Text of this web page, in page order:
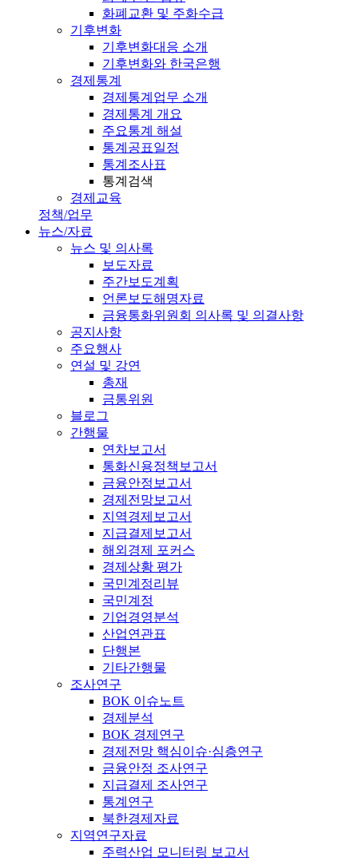
화폐교환 및 주화수급
기후변화
기후변화대응 소개
기후변화와 한국은행
경제통계
경제통계업무 소개
경제통계 개요
주요통계 해설
통계공표일정
통계조사표
통계검색
경제교육
정책/업무
뉴스/자료
뉴스 및 의사록
보도자료
주간보도계획
언론보도해명자료
금융통화위원회 의사록 및 의결사항
공지사항
주요행사
연설 및 강연
총재
금통위원
블로그
간행물
연차보고서
통화신용정책보고서
금융안정보고서
경제전망보고서
지역경제보고서
지급결제보고서
해외경제 포커스
경제상황 평가
국민계정리뷰
국민계정
기업경영분석
산업연관표
단행본
기타간행물
조사연구
BOK 이슈노트
경제분석
BOK 경제연구
경제전망 핵심이슈·심층연구
금융안정 조사연구
지급결제 조사연구
통계연구
북한경제자료
지역연구자료
주력산업 모니터링 보고서